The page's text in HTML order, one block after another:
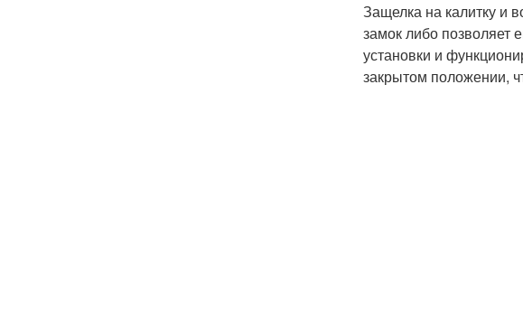
Защелка на калитку и
замок либо позволяет
установки и
закрытом положении,